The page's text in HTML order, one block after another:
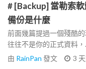
# [Backup] 當勒索
備份是什麼
前面幾篇提過一個殘酷
往往不是你的正式資料，
由 RainPan 發文 3